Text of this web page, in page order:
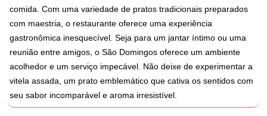
comida. Com uma variedade de pratos tradicionais preparados
com maestria, o restaurante oferece uma experiência
gastronômica inesquecível. Seja para um jantar íntimo ou uma
reunião entre amigos, o São Domingos oferece um ambiente
acolhedor e um serviço impecável. Não deixe de experimentar a
vitela assada, um prato emblemático que cativa os sentidos com
seu sabor incomparável e aroma irresistível.